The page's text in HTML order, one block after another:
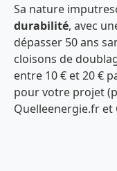
Sa nature
durabilité, avec
dépasser 50 ans
cloisons de
entre 10 € et 20 €
pour votre projet
Quelleenergie.fr et